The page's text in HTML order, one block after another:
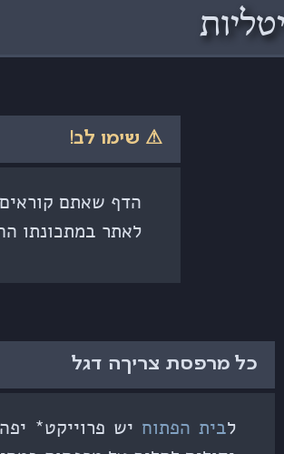
⚠ שימו לב!
הדף שאתם קוראים
לאתר במתכונתו
כל מרפסת צריךה דגל
לבית הפתוח יש פרוייקט*